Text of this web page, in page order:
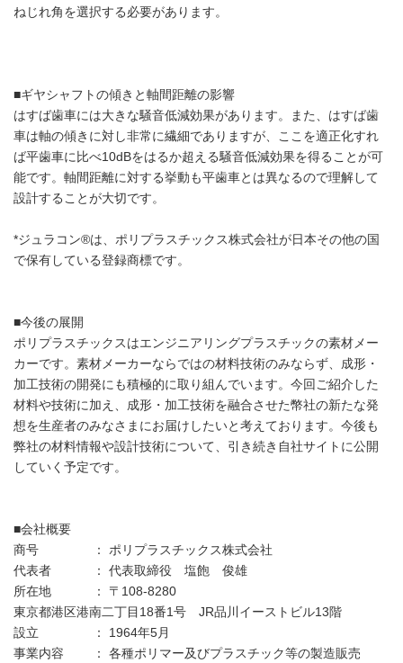
ねじれ角を選択する必要があります。
■ギヤシャフトの傾きと軸間距離の影響
はすば歯車には大きな騒音低減効果があります。また、はすば歯
車は軸の傾きに対し非常に繊細でありますが、ここを適正化すれ
ば平歯車に比べ10dBをはるか超える騒音低減効果を得ることが可
能です。軸間距離に対する挙動も平歯車とは異なるので理解して
設計することが大切です。
*ジュラコン®は、ポリプラスチックス株式会社が日本その他の国
で保有している登録商標です。
■今後の展開
ポリプラスチックスはエンジニアリングプラスチックの素材メー
カーです。素材メーカーならではの材料技術のみならず、成形・
加工技術の開発にも積極的に取り組んでいます。今回ご紹介した
材料や技術に加え、成形・加工技術を融合させた幣社の新たな発
想を生産者のみなさまにお届けしたいと考えております。今後も
弊社の材料情報や設計技術について、引き続き自社サイトに公開
していく予定です。
■会社概要
商号 ： ポリプラスチックス株式会社
代表者 ： 代表取締役 塩飽 俊雄
所在地 ： 〒108-8280
東京都港区港南二丁目18番1号 JR品川イーストビル13階
設立 ： 1964年5月
事業内容 ： 各種ポリマー及びプラスチック等の製造販売